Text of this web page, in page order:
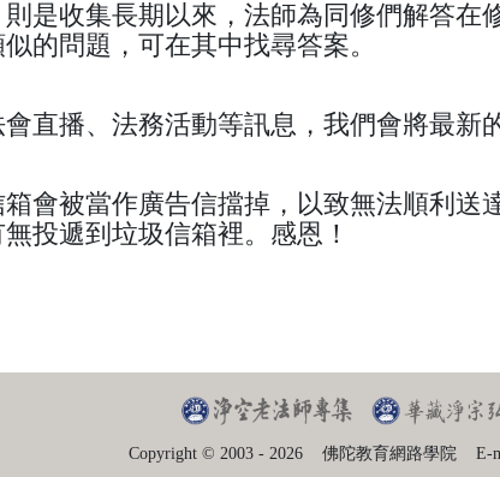
則是收集長期以來，法師為同修們解答
的問題，可在其中找尋答案。
直播、法務活動等訊息，我們會將最新
會被當作廣告信擋掉，以致無法順利送
投遞到垃圾信箱裡。感恩！
Copyright © 2003 - 2026 佛陀教育網路學院 E-